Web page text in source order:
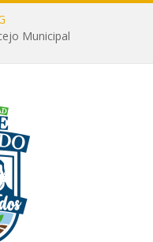
Municipal